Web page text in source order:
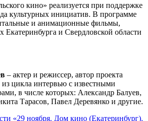
кино» реализуется при поддержке
культурных инициатив. В программе
и анимационные фильмы,
Екатеринбурга и Свердловской области
– актер и режиссер, автор проекта
цикла интервью с известными
в числе которых: Александр Балуев,
Тарасов, Павел Деревянко и другие.